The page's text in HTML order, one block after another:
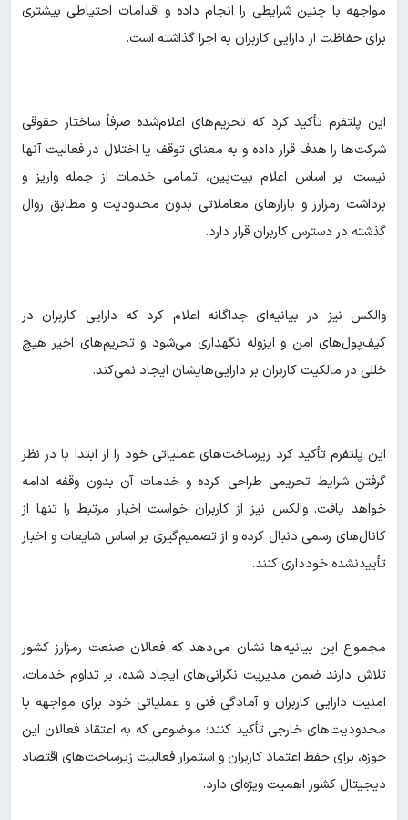
مواجهه با چنین شرایطی را انجام داده و اقدامات احتیاطی بیشتری
برای حفاظت از دارایی کاربران به اجرا گذاشته است.
این پلتفرم تأکید کرد که تحریم‌های اعلام‌شده صرفاً ساختار حقوقی
شرکت‌ها را هدف قرار داده و به معنای توقف یا اختلال در فعالیت آنها
نیست. بر اساس اعلام بیت‌پین، تمامی خدمات از جمله واریز و
برداشت رمزارز و بازارهای معاملاتی بدون محدودیت و مطابق روال
گذشته در دسترس کاربران قرار دارد.
والکس نیز در بیانیه‌ای جداگانه اعلام کرد که دارایی کاربران در
کیف‌پول‌های امن و ایزوله نگهداری می‌شود و تحریم‌های اخیر هیچ
خللی در مالکیت کاربران بر دارایی‌هایشان ایجاد نمی‌کند.
این پلتفرم تأکید کرد زیرساخت‌های عملیاتی خود را از ابتدا با در نظر
گرفتن شرایط تحریمی طراحی کرده و خدمات آن بدون وقفه ادامه
خواهد یافت. والکس نیز از کاربران خواست اخبار مرتبط را تنها از
کانال‌های رسمی دنبال کرده و از تصمیم‌گیری بر اساس شایعات و اخبار
تأییدنشده خودداری کنند.
مجموع این بیانیه‌ها نشان می‌دهد که فعالان صنعت رمزارز کشور
تلاش دارند ضمن مدیریت نگرانی‌های ایجاد شده، بر تداوم خدمات،
امنیت دارایی کاربران و آمادگی فنی و عملیاتی خود برای مواجهه با
محدودیت‌های خارجی تأکید کنند؛ موضوعی که به اعتقاد فعالان این
حوزه، برای حفظ اعتماد کاربران و استمرار فعالیت زیرساخت‌های اقتصاد
دیجیتال کشور اهمیت ویژه‌ای دارد.